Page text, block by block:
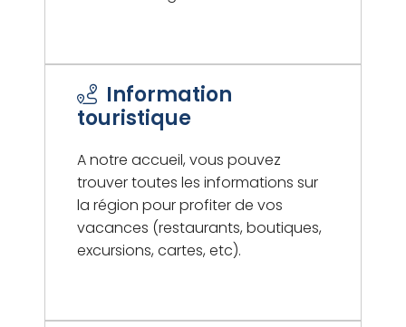
Information
touristique
A notre accueil, vous pouvez
trouver toutes les informations sur
la région pour profiter de vos
vacances (restaurants, boutiques,
excursions, cartes, etc).